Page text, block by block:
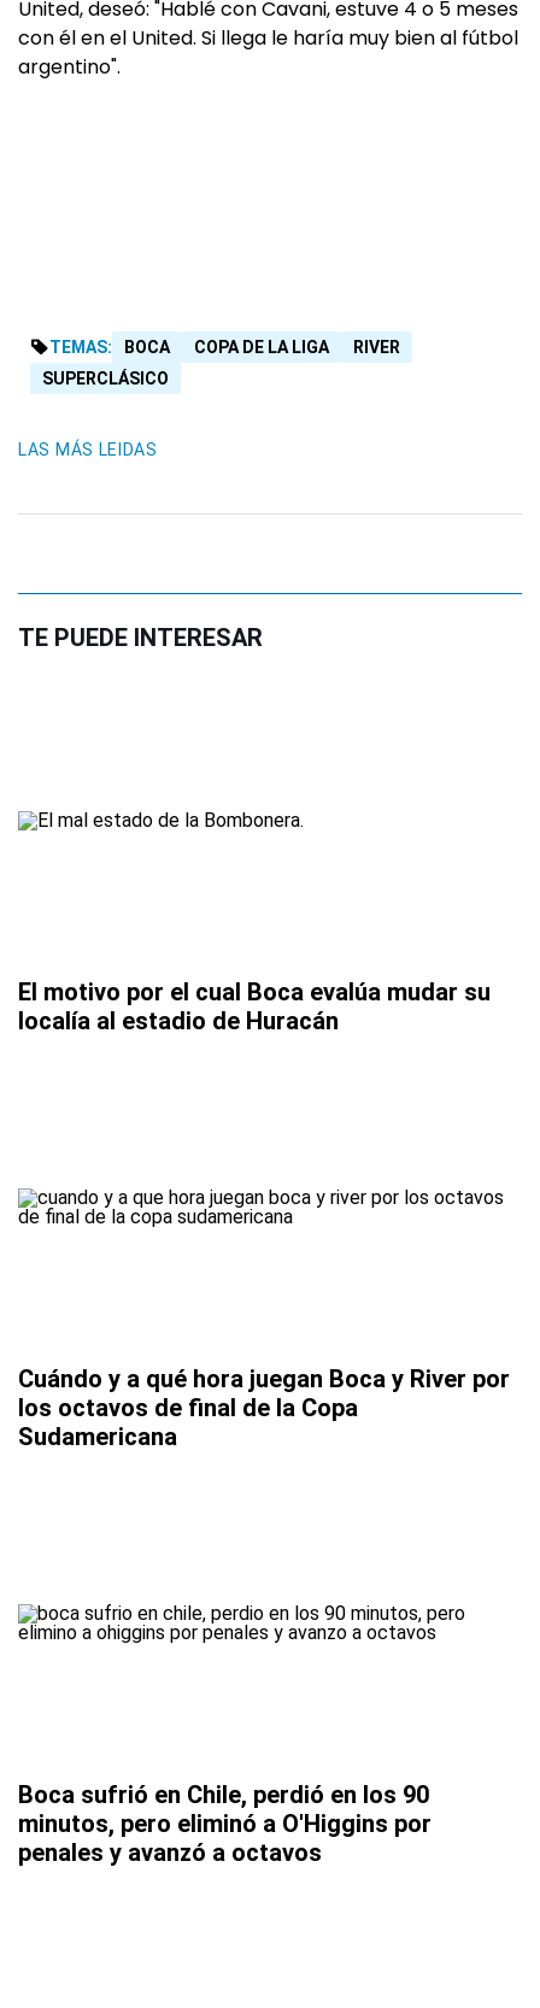
United, deseó: "Hablé con Cavani, estuve 4 o 5 meses
con él en el United. Si llega le haría muy bien al fútbol
argentino".
TEMAS: BOCA COPA DE LA LIGA
RIVER
SUPERCLÁSICO
LAS MÁS LEIDAS
TE PUEDE INTERESAR
El motivo por el cual Boca evalúa mudar su
localía al estadio de Huracán
Cuándo y a qué hora juegan Boca y River por
los octavos de final de la Copa
Sudamericana
Boca sufrió en Chile, perdió en los 90
minutos, pero eliminó a O'Higgins por
penales y avanzó a octavos